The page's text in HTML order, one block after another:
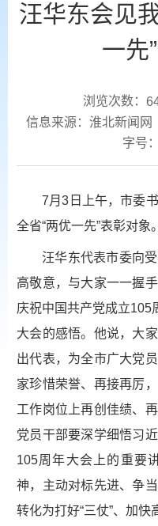
汪华东会见
一先
浏览次数：
信息来源：淮北新闻网
字号：
7月3日上午，市委
全省“两优一先”表彰对象
汪华东代表市委向
高敬意，与大家一一握
庆祝中国共产党成立105
大会的感悟。他说，大
出代表，为全市广大党
家珍惜荣誉、再接再厉
工作岗位上再创佳绩、
党员干部要深学细悟习
105周年大会上的重要
神，主动对标先进、争
转化为打好“三仗”、加快